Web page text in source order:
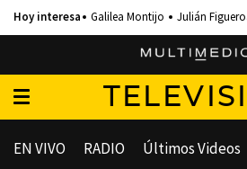
Galilea Montijo Julián
EN VIVO RADIO Últimos Videos